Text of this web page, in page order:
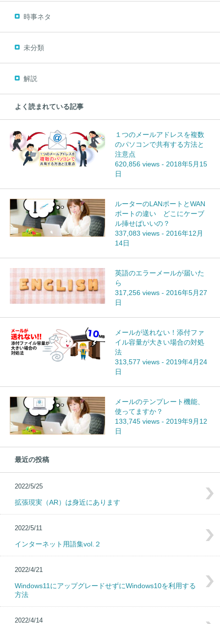
時事ネタ
未分類
解説
よく読まれている記事
１つのメールアドレスを複数
のパソコンで共有する方法と
注意点
620,856 views - 2018年5月15
日
ルーターのLANポートとWAN
ポートの違い どこにケーブ
ル挿せばいいの？
337,083 views - 2016年12月
14日
英語のエラーメールが届いた
ら
317,256 views - 2016年5月27
日
メールが送れない！添付ファ
イル容量が大きい場合の対処
法
313,577 views - 2019年4月24
日
メールのテンプレート機能、
使ってますか？
133,745 views - 2019年9月12
日
最近の投稿
2022/5/25
拡張現実（AR）は身近にあります
2022/5/11
インターネット用語集vol.２
2022/4/21
Windows11にアップグレードせずにWindows10を利用する
方法
2022/4/14